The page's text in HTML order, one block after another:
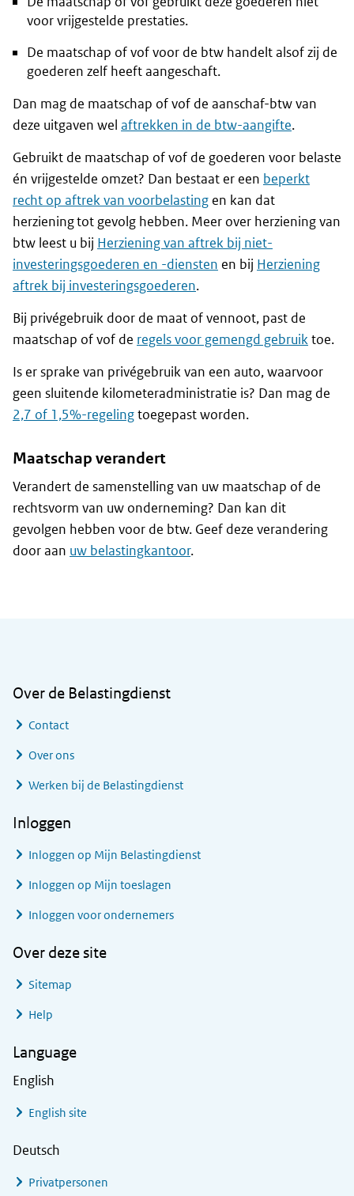
voor vrijgestelde prestaties.
De maatschap of vof voor de btw handelt alsof zij de
goederen zelf heeft aangeschaft.
Dan mag de maatschap of vof de aanschaf-btw van
deze uitgaven wel aftrekken in de btw-aangifte.
Gebruikt de maatschap of vof de goederen voor belaste
én vrijgestelde omzet? Dan bestaat er een beperkt
recht op aftrek van voorbelasting en kan dat
herziening tot gevolg hebben. Meer over herziening van
btw leest u bij Herziening van aftrek bij niet-
investeringsgoederen en -diensten en bij Herziening
aftrek bij investeringsgoederen.
Bij privégebruik door de maat of vennoot, past de
maatschap of vof de regels voor gemengd gebruiktoe.
Is er sprake van privégebruik van een auto, waarvoor
geen sluitende kilometeradministratie is? Dan mag de
2,7 of 1,5%-regelingtoegepast worden.
Maatschap verandert
Verandert de samenstelling van uw maatschap of de
rechtsvorm van uw onderneming? Dan kan dit
gevolgen hebben voor de btw. Geef deze verandering
door aan uw belastingkantoor.
Over de Belastingdienst
Contact
Over ons
Werken bij de Belastingdienst
Inloggen
Inloggen op Mijn Belastingdienst
Inloggen op Mijn toeslagen
Inloggen voor ondernemers
Over deze site
Sitemap
Help
Language
English
English site
Deutsch
Privatpersonen